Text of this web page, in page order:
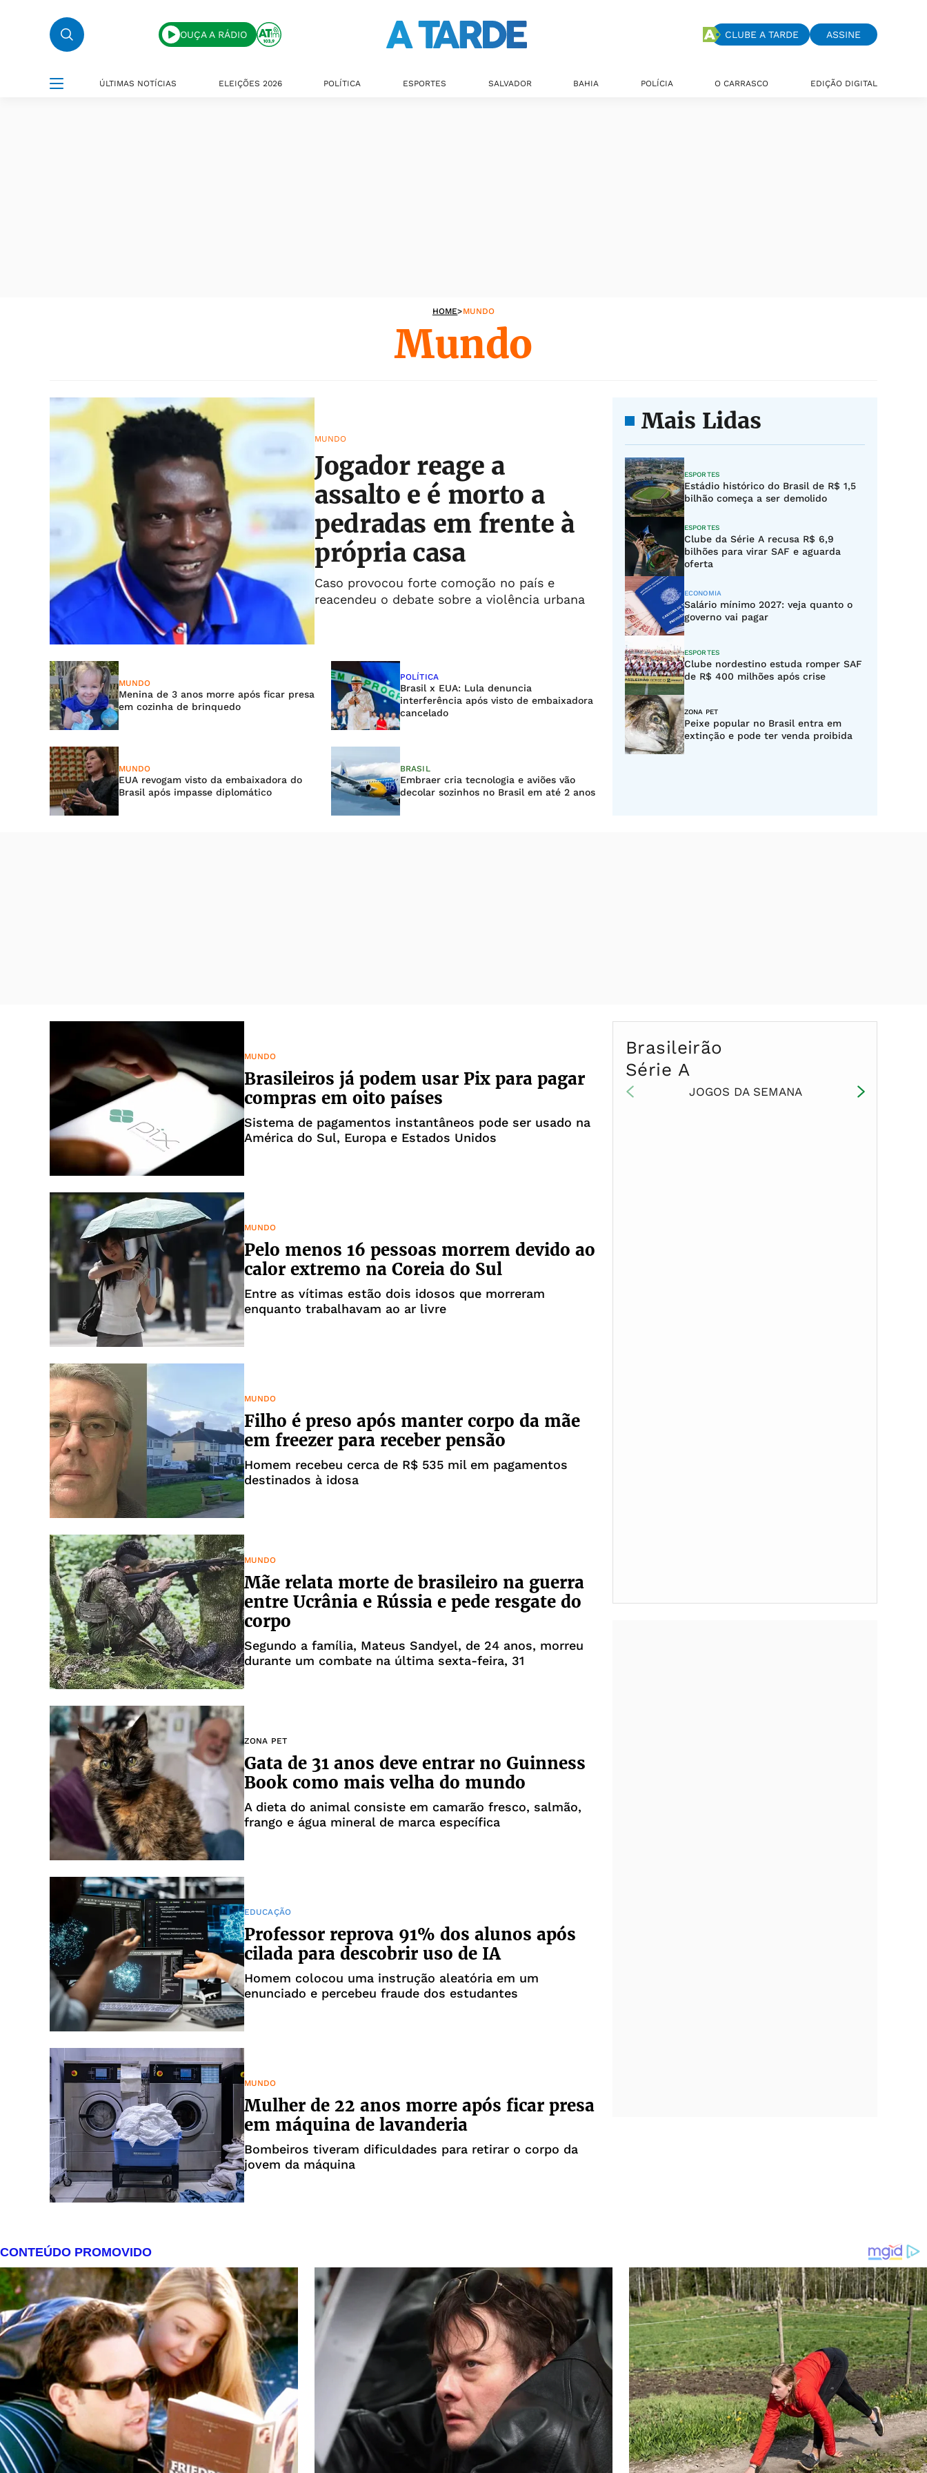
OUÇA A RÁDIO CLUBE A TARDE ASSINE
ÚLTIMAS NOTÍCIAS ELEIÇÕES 2026 POLÍTICA ESPORTES SALVADOR BAHIA POLÍCIA O CARRASCO EDIÇÃO DIGITAL
HOME>MUNDO
Mundo
MUNDO
Jogador reage a
assalto e é morto a
pedradas em frente à
própria casa
Caso provocou forte comoção no país e
reacendeu o debate sobre a violência urbana
Mais Lidas
ESPORTES
Estádio histórico do Brasil de R$ 1,5
bilhão começa a ser demolido
ESPORTES
Clube da Série A recusa R$ 6,9
bilhões para virar SAF e aguarda
oferta
ECONOMIA
Salário mínimo 2027: veja quanto o
governo vai pagar
ESPORTES
Clube nordestino estuda romper SAF
de R$ 400 milhões após crise
ZONA PET
Peixe popular no Brasil entra em
extinção e pode ter venda proibida
MUNDO
Menina de 3 anos morre após ficar presa
em cozinha de brinquedo
POLÍTICA
Brasil x EUA: Lula denuncia
interferência após visto de embaixadora
cancelado
MUNDO
EUA revogam visto da embaixadora do
Brasil após impasse diplomático
BRASIL
Embraer cria tecnologia e aviões vão
decolar sozinhos no Brasil em até 2 anos
MUNDO
Brasileiros já podem usar Pix para pagar
compras em oito países
Sistema de pagamentos instantâneos pode ser usado na
América do Sul, Europa e Estados Unidos
Brasileirão
Série A
JOGOS DA SEMANA
MUNDO
Pelo menos 16 pessoas morrem devido ao
calor extremo na Coreia do Sul
Entre as vítimas estão dois idosos que morreram
enquanto trabalhavam ao ar livre
MUNDO
Filho é preso após manter corpo da mãe
em freezer para receber pensão
Homem recebeu cerca de R$ 535 mil em pagamentos
destinados à idosa
MUNDO
Mãe relata morte de brasileiro na guerra
entre Ucrânia e Rússia e pede resgate do
corpo
Segundo a família, Mateus Sandyel, de 24 anos, morreu
durante um combate na última sexta-feira, 31
ZONA PET
Gata de 31 anos deve entrar no Guinness
Book como mais velha do mundo
A dieta do animal consiste em camarão fresco, salmão,
frango e água mineral de marca específica
EDUCAÇÃO
Professor reprova 91% dos alunos após
cilada para descobrir uso de IA
Homem colocou uma instrução aleatória em um
enunciado e percebeu fraude dos estudantes
MUNDO
Mulher de 22 anos morre após ficar presa
em máquina de lavanderia
Bombeiros tiveram dificuldades para retirar o corpo da
jovem da máquina